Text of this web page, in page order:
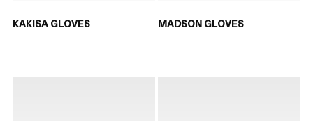
KAKISA GLOVES MADSON GLOVES